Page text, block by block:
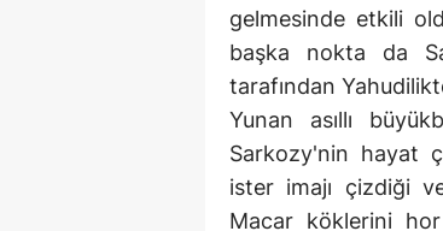
gelmesinde etkili
başka nokta da
tarafından
Yunan asıllı
Sarkozy'nin hayat
ister imajı çizdiği
Macar köklerini hor